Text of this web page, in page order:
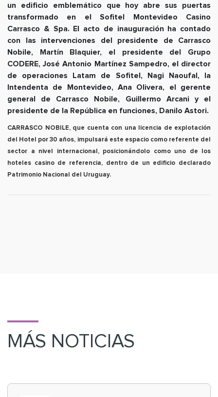
un edificio emblemático que hoy abre sus puertas
transformado en el Sofitel Montevideo Casino
Carrasco & Spa. El acto de inauguración ha contado
con las intervenciones del presidente de Carrasco
Nobile, Martín Blaquier, el presidente del Grupo
CODERE, José Antonio Martínez Sampedro, el director
de operaciones Latam de Sofitel, Nagi Naoufal, la
Intendenta de Montevideo, Ana Olivera, el gerente
general de Carrasco Nobile, Guillermo Arcani y el
presidente de la República en funciones, Danilo Astori.
CARRASCO NOBILE, que cuenta con una licencia de explotación
del Hotel por 30 años, impulsará este espacio como referente del
sector a nivel internacional, posicionándolo como uno de los
hoteles casino de referencia, dentro de un edificio declarado
Patrimonio Nacional del Uruguay.
MÁS NOTICIAS